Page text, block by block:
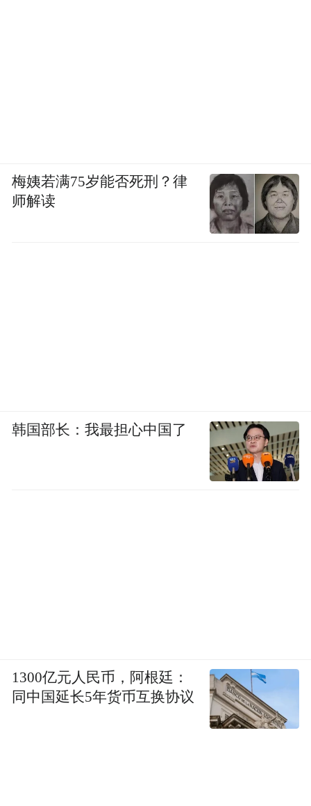
梅姨若满75岁能否死刑？律
师解读
韩国部长：我最担心中国了
1300亿元人民币，阿根廷：
同中国延长5年货币互换协议